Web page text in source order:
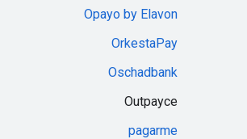
Opayo by Elavon
OrkestaPay
Oschadbank
Outpayce
pagarme